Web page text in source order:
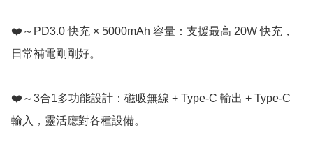
❤️～PD3.0 快充 × 5000mAh 容量：支援最高 20W 快充，
日常補電剛剛好。
❤️～3合1多功能設計：磁吸無線 + Type-C 輸出 + Type-C
輸入，靈活應對各種設備。